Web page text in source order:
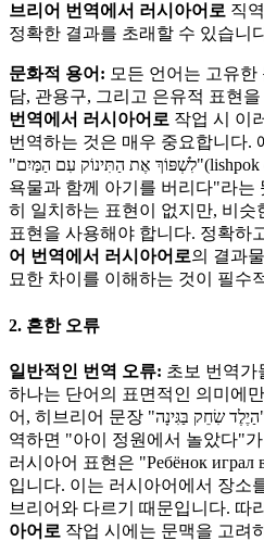
브리어 번역에서 러시아어로 직
정확한 결과를 초래할 수 있습니
문화적 용어: 모든 언어는 고유
담, 관용구, 그리고 은유적 표현
번역에서 러시아어로 작업 시 이
번역하는 것은 매우 중요합니다.
"לִשְׁפּוֹךְ אֶת הַתִּינוֹק עִם הַמַּיִם"(lishpok et hatinok im hamayim)은 "목
욕물과 함께 아기를 버리다"라는
히 일치하는 표현이 없지만, 비
표현을 사용해야 합니다. 정확하
어 번역에서 러시아어로의 결과
묘한 차이를 이해하는 것이 필수
2. 흔한 오류
일반적인 번역 오류: 초보 번역가
하나는 단어의 표면적인 의미에
어, 히브리어 문장 "הַיֶלֶד שִׂחֵק בַּגִּינָה"(hayeled sihek baginah)를 직
역하면 "아이 정원에서 놀았다"
러시아어 표현은 "Ребёнок играл
입니다. 이는 러시아어에서 장소
브리어와 다르기 때문입니다. 따
아어로 작업 시에는 문맥을 고려